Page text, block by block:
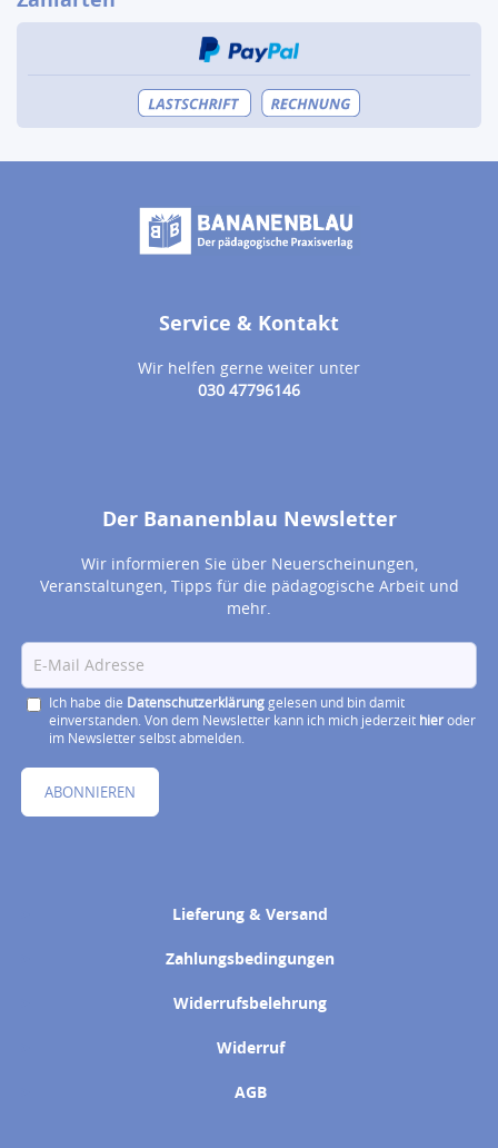
Service & Kontakt
Wir helfen gerne weiter unter
030 47796146
Der Bananenblau Newsletter
Wir informieren Sie über Neuerscheinungen,
Veranstaltungen, Tipps für die pädagogische Arbeit und
mehr.
Ich habe die Datenschutzerklärunggelesen und bin damit
einverstanden. Von dem Newsletter kann ich mich jederzeit hieroder
im Newsletter selbst abmelden.
ABONNIEREN
Lieferung & Versand
Zahlungsbedingungen
Widerrufsbelehrung
Widerruf
AGB